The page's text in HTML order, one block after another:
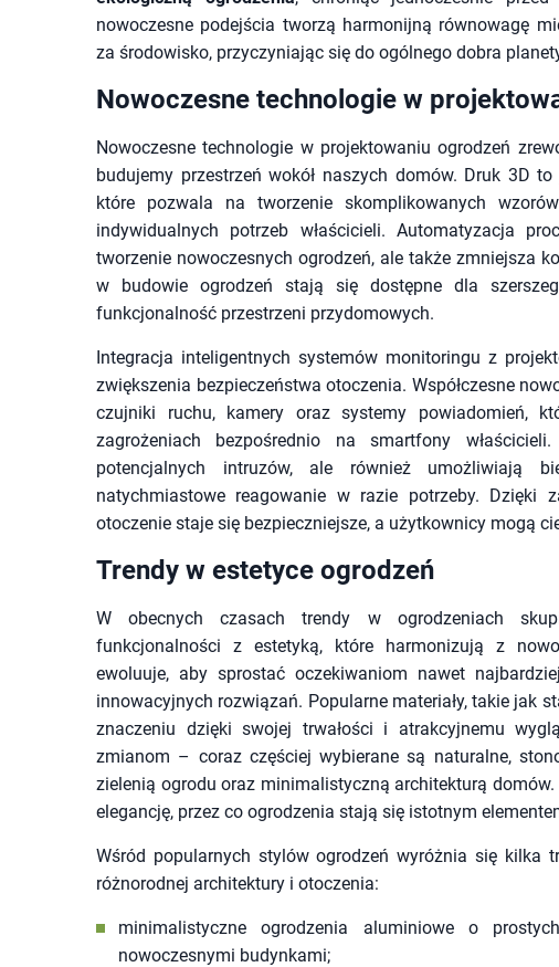
nowoczesne podejścia tworzą harmonijną równowagę
za środowisko, przyczyniając się do ogólnego dobra
Nowoczesne technologie w
Nowoczesne technologie w projektowaniu ogrodzeń
budujemy przestrzeń wokół naszych domów. Druk 3D
które pozwala na tworzenie skomplikowanych
indywidualnych potrzeb właścicieli. Automatyzacja
tworzenie nowoczesnych ogrodzeń, ale także zmniejsza
w budowie ogrodzeń stają się dostępne dla
funkcjonalność przestrzeni przydomowych.
Integracja inteligentnych systemów monitoringu z
zwiększenia bezpieczeństwa otoczenia. Współczesne
czujniki ruchu, kamery oraz systemy powiadomień,
zagrożeniach bezpośrednio na smartfony
potencjalnych intruzów, ale również umożliwiają
natychmiastowe reagowanie w razie potrzeby. Dzięki
otoczenie staje się bezpieczniejsze, a użytkownicy mogą
Trendy w estetyce ogrodzeń
W obecnych czasach trendy w ogrodzeniach
funkcjonalności z estetyką, które harmonizują z
ewoluuje, aby sprostać oczekiwaniom nawet
innowacyjnych rozwiązań. Popularne materiały, takie jak
znaczeniu dzięki swojej trwałości i atrakcyjnemu
zmianom – coraz częściej wybierane są naturalne,
zielenią ogrodu oraz minimalistyczną architekturą
elegancję, przez co ogrodzenia stają się istotnym
Wśród popularnych stylów ogrodzeń wyróżnia się kilka
różnorodnej architektury i otoczenia:
minimalistyczne ogrodzenia aluminiowe o
nowoczesnymi budynkami;